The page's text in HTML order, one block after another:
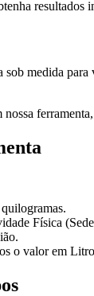
resultados
sob medida
nossa
Física
o valor em